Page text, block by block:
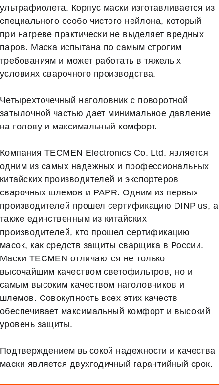
ультрафиолета. Корпус маски изготавливается из
специального особо чистого нейлона, который
при нагреве практически не выделяет вредных
паров. Маска испытана по самым строгим
требованиям и может работать в тяжелых
условиях сварочного производства.
Четырехточечный наголовник с поворотной
затылочной частью дает минимальное давление
на голову и максимальный комфорт.
Компания TECMEN Electronics Co. Ltd. является
одним из самых надежных и профессиональных
китайских производителей и экспортеров
сварочных шлемов и PAPR. Одним из первых
производителей прошел сертификацию DINPlus, а
также единственным из китайских
производителей, кто прошел сертификацию
масок, как средств защиты сварщика в России.
Маски TECMEN отличаются не только
высочайшим качеством светофильтров, но и
самым высоким качеством наголовников и
шлемов. Совокупность всех этих качеств
обеспечивает максимальный комфорт и высокий
уровень защиты.
Подтверждением высокой надежности и качества
маски является двухгодичный гарантийный срок.